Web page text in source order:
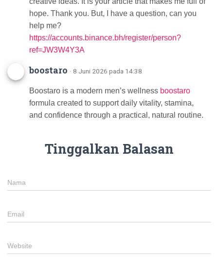
hope. Thank you. But, I have a question, can you
help me?
https://accounts.binance.bh/register/person?
ref=JW3W4Y3A
boostaro · 8 Juni 2026 pada 14:38
Boostaro is a modern men’s wellness boostaro
formula created to support daily vitality, stamina,
and confidence through a practical, natural routine.
Tinggalkan Balasan
Nama
Email
Website